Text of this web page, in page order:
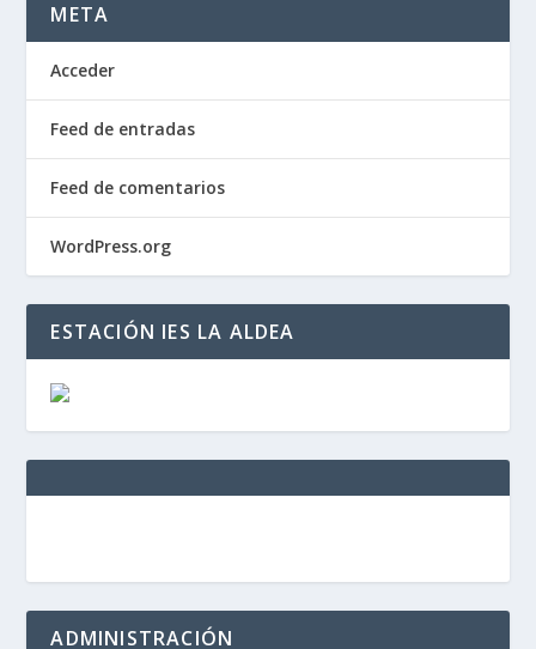
META
Acceder
Feed de entradas
Feed de comentarios
WordPress.org
ESTACIÓN IES LA ALDEA
ADMINISTRACIÓN